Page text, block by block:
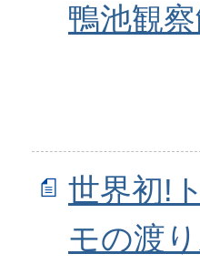
鴨池観
世界初!
モの渡